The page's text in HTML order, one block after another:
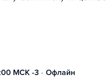
МСК -3 • Офлайн